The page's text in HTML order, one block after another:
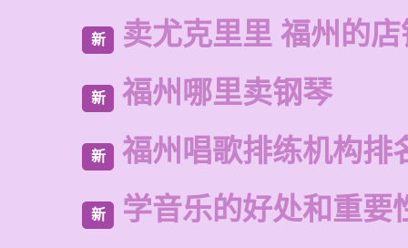
新 卖尤克里里 福州的
新 福州哪里卖钢琴
新 福州唱歌排练机构排
新 学音乐的好处和重要